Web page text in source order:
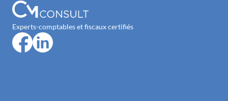
Experts-comptables et fiscaux certifiés